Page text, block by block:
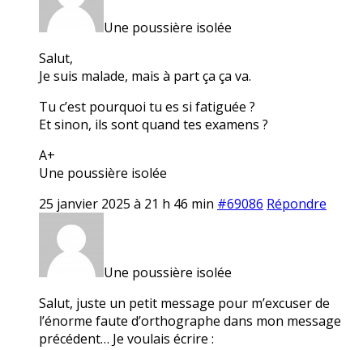
Une poussière isolée
Salut,
Je suis malade, mais à part ça ça va.
Tu c’est pourquoi tu es si fatiguée ?
Et sinon, ils sont quand tes examens ?
A+
Une poussière isolée
25 janvier 2025 à 21 h 46 min #69086 Répondre
Une poussière isolée
Salut, juste un petit message pour m’excuser de
l’énorme faute d’orthographe dans mon message
précédent… Je voulais écrire :